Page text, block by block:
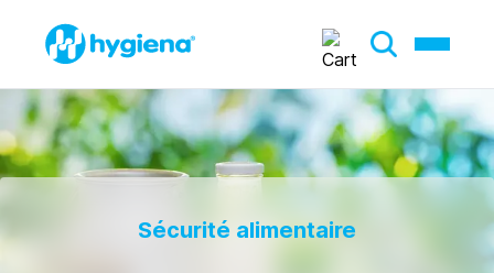
Sécurité alimentaire